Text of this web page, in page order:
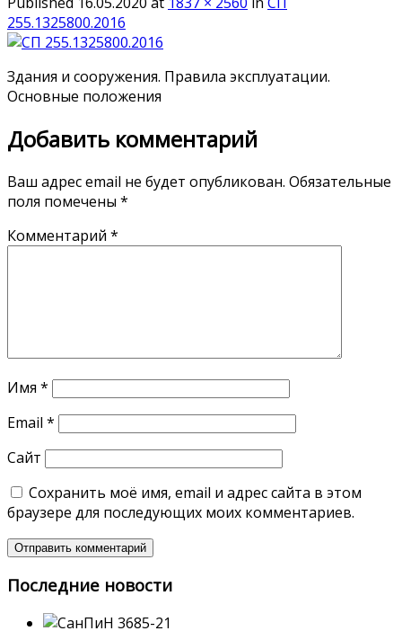
255.1325800.2016
Здания и сооружения. Правила эксплуатации.
Основные положения
Добавить комментарий
Ваш адрес email не будет опубликован. Обязательные
поля помечены *
Комментарий *
Имя *
Email *
Сайт
Сохранить моё имя, email и адрес сайта в этом
браузере для последующих моих комментариев.
Последние новости